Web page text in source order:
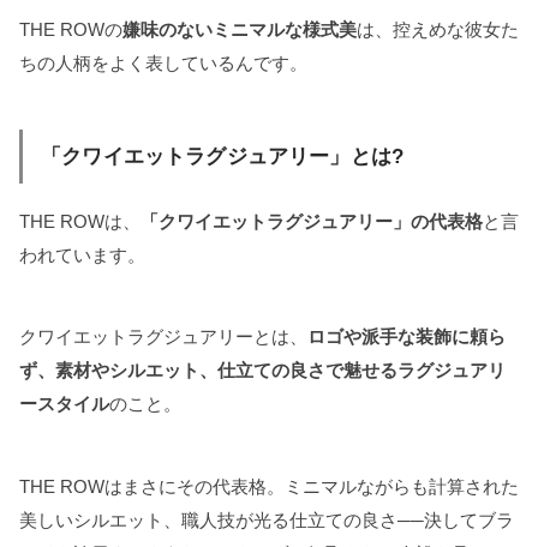
THE ROWの嫌味のないミニマルな様式美は、控えめな彼女た
ちの人柄をよく表しているんです。
「クワイエットラグジュアリー」とは?
THE ROWは、 「クワイエットラグジュアリー」の代表格と言
われています。
クワイエットラグジュアリーとは、
ロゴや派手な装飾に頼ら
ず、素材やシルエット、仕立ての良さで魅せるラグジュアリ
ースタイルのこと。
THE ROWはまさにその代表格。ミニマルながらも計算された
美しいシルエット、職人技が光る仕立ての良さ──決してブラ